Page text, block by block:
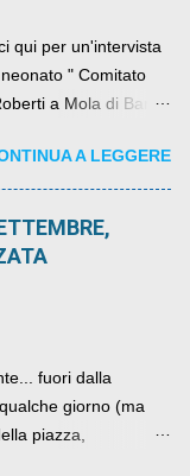
qui per un'intervista
" Comitato
a Mola di Bari ,
A LEGGERE
fuori dalla
giorno (ma
piazza,